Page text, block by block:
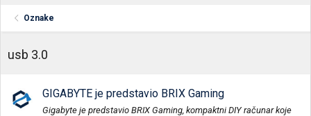
Oznake
usb 3.0
GIGABYTE je predstavio BRIX Gaming
Gigabyte je predstavio BRIX Gaming, kompaktni DIY računar koje